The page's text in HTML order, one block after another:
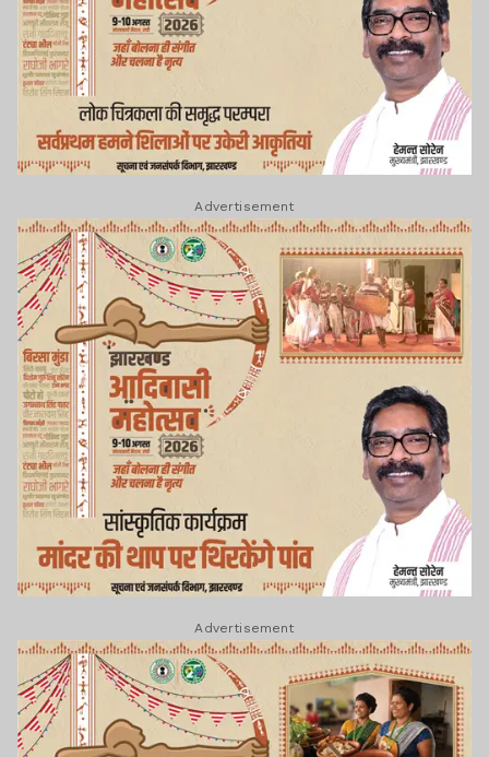
Advertisement
Advertisement